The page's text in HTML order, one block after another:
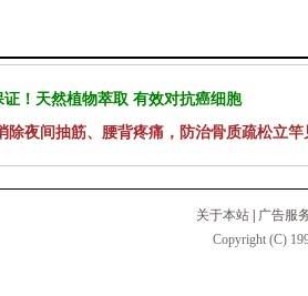
！天然植物萃取 有效对抗癌细胞
除夜间抽筋、腰背疼痛，防治骨质疏松立竿
关于本站
广告服
Copyright (C)